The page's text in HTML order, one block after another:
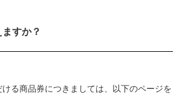
すか？
る商品券につきましては、以下のページを